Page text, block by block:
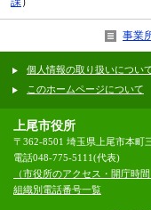
事業
個人情報の取り扱いについ
このホームページについて
上尾市役所
〒362-8501 埼玉県上尾市本町
電話048-775-5111(代表)
（市役所のアクセス・開庁時間
組織別電話番号一覧